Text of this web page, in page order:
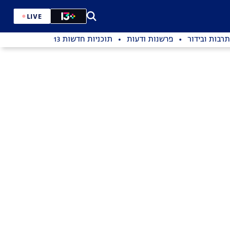
LIVE
תרבות ובידור פרשנות ודעות תוכניות חדשות 13